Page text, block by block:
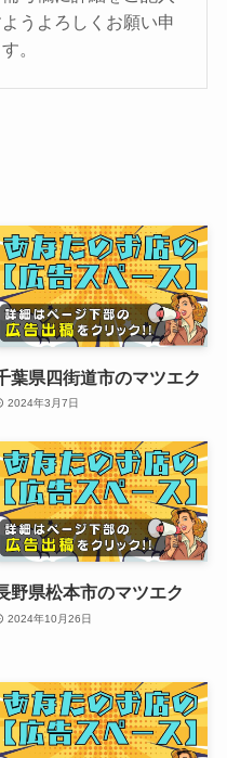
うよろしくお願い申
。
葉県四街道市のマツエク
2024年3月7日
野県松本市のマツエク
2024年10月26日